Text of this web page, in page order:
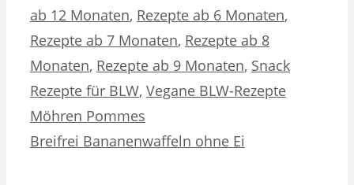
ab 12 Monaten, Rezepte ab 6 Monaten,
Rezepte ab 7 Monaten, Rezepte ab 8
Monaten, Rezepte ab 9 Monaten, Snack
Rezepte für BLW, Vegane BLW-Rezepte
Möhren Pommes
Breifrei Bananenwaffeln ohne Ei